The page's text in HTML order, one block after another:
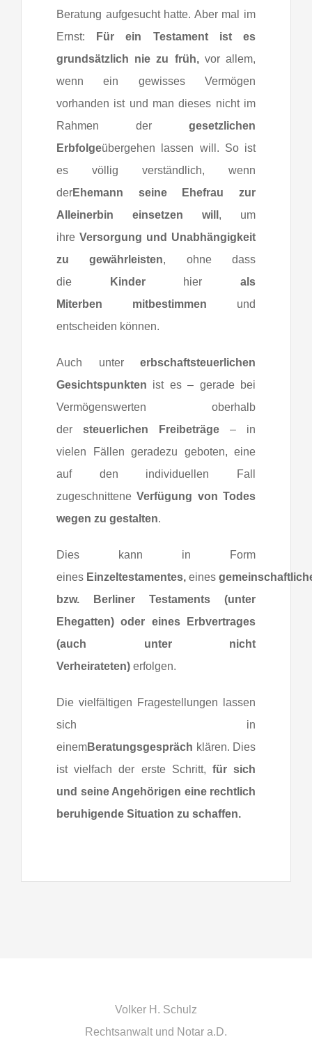
Beratung aufgesucht hatte. Aber mal im
Ernst: Für ein Testament ist es
grundsätzlich nie zu früh,vor allem,
wenn ein gewisses Vermögen
vorhanden ist und man dieses nicht im
Rahmen der gesetzlichen
Erbfolgeübergehen lassen will. So ist
es völlig verständlich, wenn
derEhemann seine Ehefrau zur
Alleinerbin einsetzen will , um
ihre Versorgung und Unabhängigkeit
zu gewährleisten, ohne dass
die
Kinderhierals
Miterben
mitbestimmen und
entscheiden können.
Auch untererbschaftsteuerlichen
Gesichtspunkten ist es – gerade bei
Vermögenswerten oberhalb
der steuerlichen Freibeträge – in
vielen Fällen geradezu geboten, eine
auf den individuellen Fall
zugeschnitteneVerfügung von Todes
wegen zu gestalten.
Dies kann in Form
eines Einzeltestamentes, eines
bzw. Berliner Testaments (unter
Ehegatten) oder eines Erbvertrages
(auch unter nicht
Verheirateten) erfolgen.
Die vielfältigen Fragestellungen lassen
sich in
einemBeratungsgespräch klären. Dies
ist vielfach der erste Schritt, für sich
und seine Angehörigen eine rechtlich
beruhigende Situation zu schaffen.
Volker H. Schulz
Rechtsanwalt und Notar a.D.